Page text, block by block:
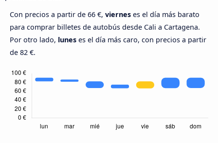
Con precios a partir de 66 €, viernes es el día más barato
para comprar billetes de autobús desde Cali a Cartagena.
Por otro lado, lunes es el día más caro, con precios a partir
de 82 €.